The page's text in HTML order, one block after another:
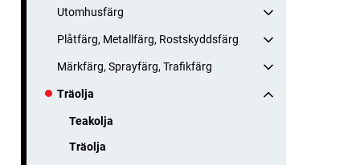
Utomhusfärg
Plåtfärg, Metallfärg, Rostskyddsfärg
Märkfärg, Sprayfärg, Trafikfärg
Träolja
Teakolja
Träolja